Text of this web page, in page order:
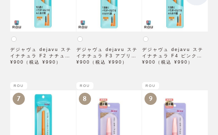
デジャヴュ dejavu ステ
イナチュラ F2 ナチュラル
ブラウン【アイブロウ】
¥900（税込 ¥990）
デジャヴュ dejavu ステ
イナチュラ F3 アプリコッ
トブラウン【アイブロウ】
¥900（税込 ¥990）
デジャヴュ dejavu ステ
イナチュラ F4 ピンクベー
ジュ【アイブロウ】【イミ
¥900（税込 ¥990）
ROU
7
ROU
8
ROU
9